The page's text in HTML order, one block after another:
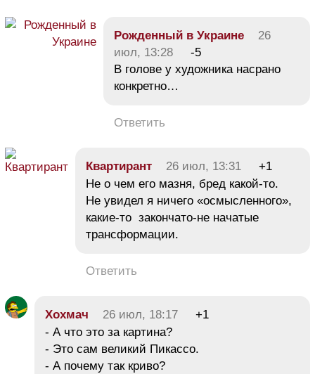
Рожденный в Украине
26
июл, 13:28
-5
В голове у художника насрано
конкретно…
Ответить
Квартирант 26 июл, 13:31
+1
Не о чем его мазня, бред какой-то.
Не увидел я ничего «осмысленного»,
какие-то закончато-не начатые
трансформации.
Ответить
Хохмач 26 июл, 18:17
+1
- А что это за картина?
- Это сам великий Пикассо.
- А почему так криво?